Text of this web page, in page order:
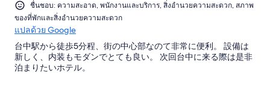
ชื่นชอบ: ความสะอาด, พนักงานและบริการ, สิ่งอำนวยความสะดวก, สภาพ
ของที่พักและสิ่งอำนวยความสะดวก
แปลด้วย Google
台中駅から徒歩5分程、街の中心部なのて非常に便利。 設備は
新しく、内装もモダンでとても良い。 次回台中に来る際は是非
泊まりたいホテル。